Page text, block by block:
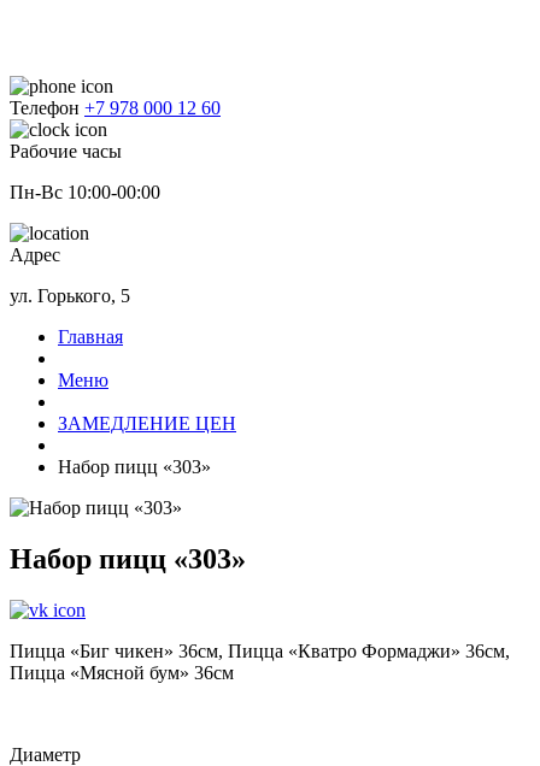
Телефон +7 978 000 12 60
Рабочие часы
Пн-Вс 10:00-00:00
Адрес
ул. Горького, 5
Главная
Меню
ЗАМЕДЛЕНИЕ ЦЕН
Набор пицц «303»
Набор пицц «303»
Пицца «Биг чикен» 36см, Пицца «Кватро Формаджи» 36см,
Пицца «Мясной бум» 36см
Диаметр